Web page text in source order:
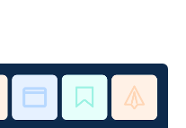
Zoom Chat 的 17 个技巧